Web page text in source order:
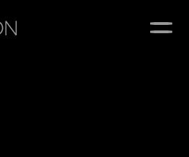
Generaxion